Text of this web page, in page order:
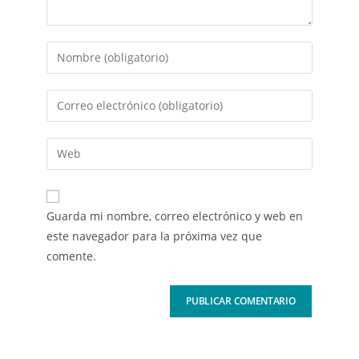
Guarda mi nombre, correo electrónico y web en
este navegador para la próxima vez que
comente.